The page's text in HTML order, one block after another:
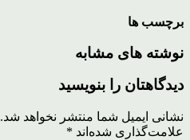
برچسب ها
نوشته های مشابه
دیدگاهتان را بنویسید
نشانی ایمیل شما منتشر نخواهد شد.
علامت‌گذاری شده‌اند *